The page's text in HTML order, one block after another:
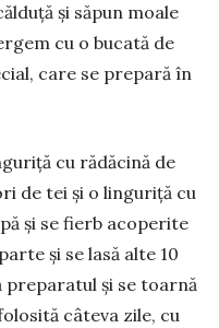
și săpun moa­le
cu o bucată de
care se prepară în
cu rădăcină de
de tei și o lingu­riță cu
și se fierb acoperite
și se lasă alte 10
prepa­ratul și se toarnă
câteva zile, cu